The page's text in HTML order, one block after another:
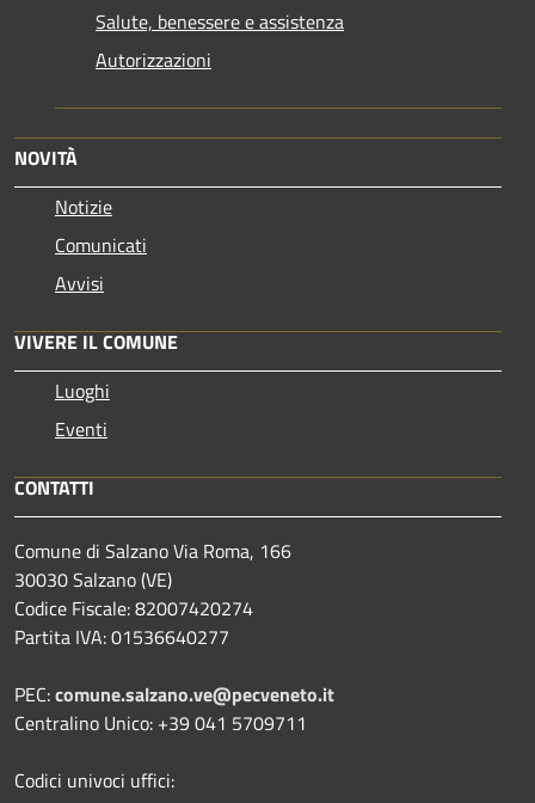
Salute, benessere e assistenza
Autorizzazioni
NOVITÀ
Notizie
Comunicati
Avvisi
VIVERE IL COMUNE
Luoghi
Eventi
CONTATTI
Comune di Salzano Via Roma, 166
30030 Salzano (VE)
Codice Fiscale: 82007420274
Partita IVA: 01536640277
PEC:comune.salzano.ve@pecveneto.it
Centralino Unico: +39 041 5709711
Codici univoci uffici: